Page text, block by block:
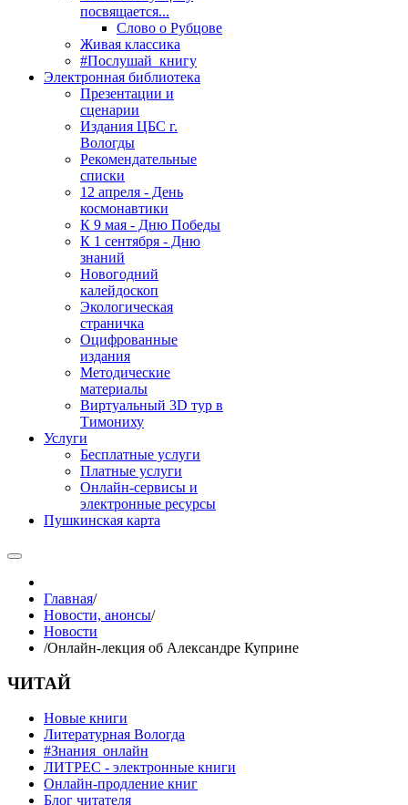
посвящается...
Слово о Рубцове
Живая классика
#Послушай_книгу
Электронная библиотека
Презентации и
сценарии
Издания ЦБС г.
Вологды
Рекомендательные
списки
12 апреля - День
космонавтики
К 9 мая - Дню Победы
К 1 сентября - Дню
знаний
Новогодний
калейдоскоп
Экологическая
страничка
Оцифрованные
издания
Методические
материалы
Виртуальный 3D тур в
Тимониху
Услуги
Бесплатные услуги
Платные услуги
Онлайн-сервисы и
электронные ресурсы
Пушкинская карта
Главная/
Новости, анонсы/
Новости
/Онлайн-лекция об Александре Куприне
ЧИТАЙ
Новые книги
Литературная Вологда
#Знания_онлайн
ЛИТРЕС - электронные книги
Онлайн-продление книг
Блог читателя